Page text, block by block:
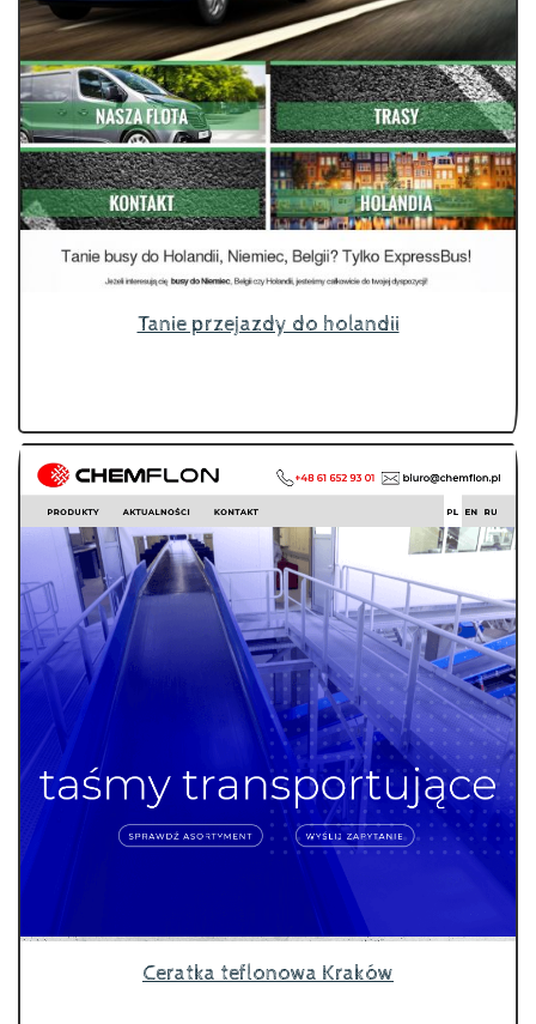
Tanie przejazdy do holandii
Ceratka teflonowa Kraków